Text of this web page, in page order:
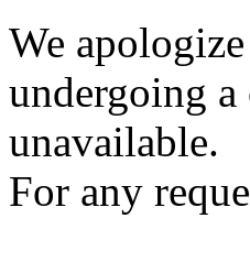
We
undergoing
unavailable.
For any